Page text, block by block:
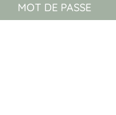
MOT DE PASSE